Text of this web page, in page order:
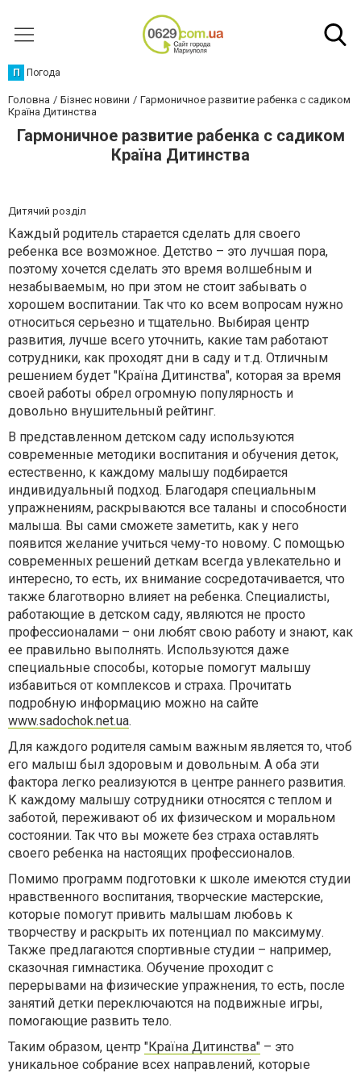
П Погода
Головна Бізнес новини
Гармоничное развитие рабенка с садиком
Країна Дитинства
Гармоничное развитие рабенка с садиком
Країна Дитинства
Дитячий розділ
Каждый родитель старается сделать для своего
ребенка все возможное. Детство – это лучшая пора,
поэтому хочется сделать это время волшебным и
незабываемым, но при этом не стоит забывать о
хорошем воспитании. Так что ко всем вопросам нужно
относиться серьезно и тщательно. Выбирая центр
развития, лучше всего уточнить, какие там работают
сотрудники, как проходят дни в саду и т.д. Отличным
решением будет "Країна Дитинства", которая за время
своей работы обрел огромную популярность и
довольно внушительный рейтинг.
В представленном детском саду используются
современные методики воспитания и обучения деток,
естественно, к каждому малышу подбирается
индивидуальный подход. Благодаря специальным
упражнениям, раскрываются все таланы и способности
малыша. Вы сами сможете заметить, как у него
появится желание учиться чему-то новому. С помощью
современных решений деткам всегда увлекательно и
интересно, то есть, их внимание сосредотачивается, что
также благотворно влияет на ребенка. Специалисты,
работающие в детском саду, являются не просто
профессионалами – они любят свою работу и знают, как
ее правильно выполнять. Используются даже
специальные способы, которые помогут малышу
избавиться от комплексов и страха. Прочитать
подробную информацию можно на сайте
www.sadochok.net.ua.
Для каждого родителя самым важным является то, чтоб
его малыш был здоровым и довольным. А оба эти
фактора легко реализуются в центре раннего развития.
К каждому малышу сотрудники относятся с теплом и
заботой, переживают об их физическом и моральном
состоянии. Так что вы можете без страха оставлять
своего ребенка на настоящих профессионалов.
Помимо программ подготовки к школе имеются студии
нравственного воспитания, творческие мастерские,
которые помогут привить малышам любовь к
творчеству и раскрыть их потенциал по максимуму.
Также предлагаются спортивные студии – например,
сказочная гимнастика. Обучение проходит с
перерывами на физические упражнения, то есть, после
занятий детки переключаются на подвижные игры,
помогающие развить тело.
Таким образом, центр "Країна Дитинства" – это
уникальное собрание всех направлений, которые